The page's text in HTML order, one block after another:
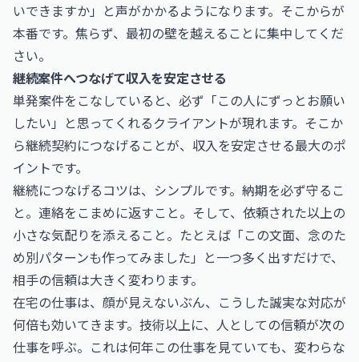
いできますか」と声がかかるようになります。そこからが
本番です。焦らず、最初の壁を越えることに集中してくだ
さい。
継続案件へつなげて収入を安定させる
単発案件をこなしていると、必ず「この人にずっとお願い
したい」と思ってくれるクライアントが現れます。そこか
ら継続契約につなげることが、収入を安定させる最大のポ
イントです。
継続につなげるコツは、シンプルです。納期を必ず守るこ
と。連絡をこまめに返すこと。そして、依頼された以上の
小さな気配りを添えること。たとえば「この文面、念のた
め別パターンも作ってみました」と一つ多く出すだけで、
相手の信頼は大きく変わります。
在宅の仕事は、顔が見えないぶん、こうした誠実な対応が
何倍も効いてきます。技術以上に、人としての信頼が次の
仕事を呼ぶ。これは何年この仕事を見ていても、変わらな